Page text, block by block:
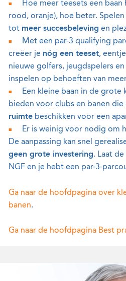
Hoe meer teesets een
rood, oranje), hoe beter.
tot meer succesbeleving en
Met een par-3 qualifying
creëer je nóg een teeset,
nieuwe golfers, jeugdspelers
inspelen op behoeften van
Een kleine baan in de grote
bieden voor clubs en banen die
ruimte beschikken voor een
Er is weinig voor nodig om
De aanpassing kan snel
geen grote investering. Laat
NGF en je hebt een par-3-
Ga naar de hoofdpagina over
banen.
Ga naar de hoofdpagina Best